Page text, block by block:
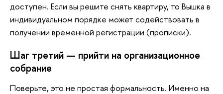
доступен. Если вы решите снять квартиру, то Вышка в
индивидуальном порядке может содействовать в
получении временной регистрации (прописки).
Шаг третий — прийти на организационное
собрание
Поверьте, это не простая формальность. Именно на